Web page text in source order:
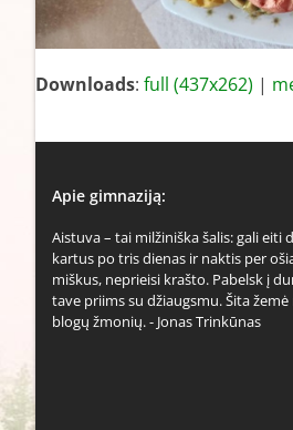
Downloads: full (437x262) |
Apie gimnaziją:
Aistuva – tai milžiniška šalis: gali eiti
kartus po tris dienas ir naktis per
miškus, neprieisi krašto. Pabelsk į
tave priims su džiaugsmu. Šita žemė
blogų žmonių. - Jonas Trinkūnas